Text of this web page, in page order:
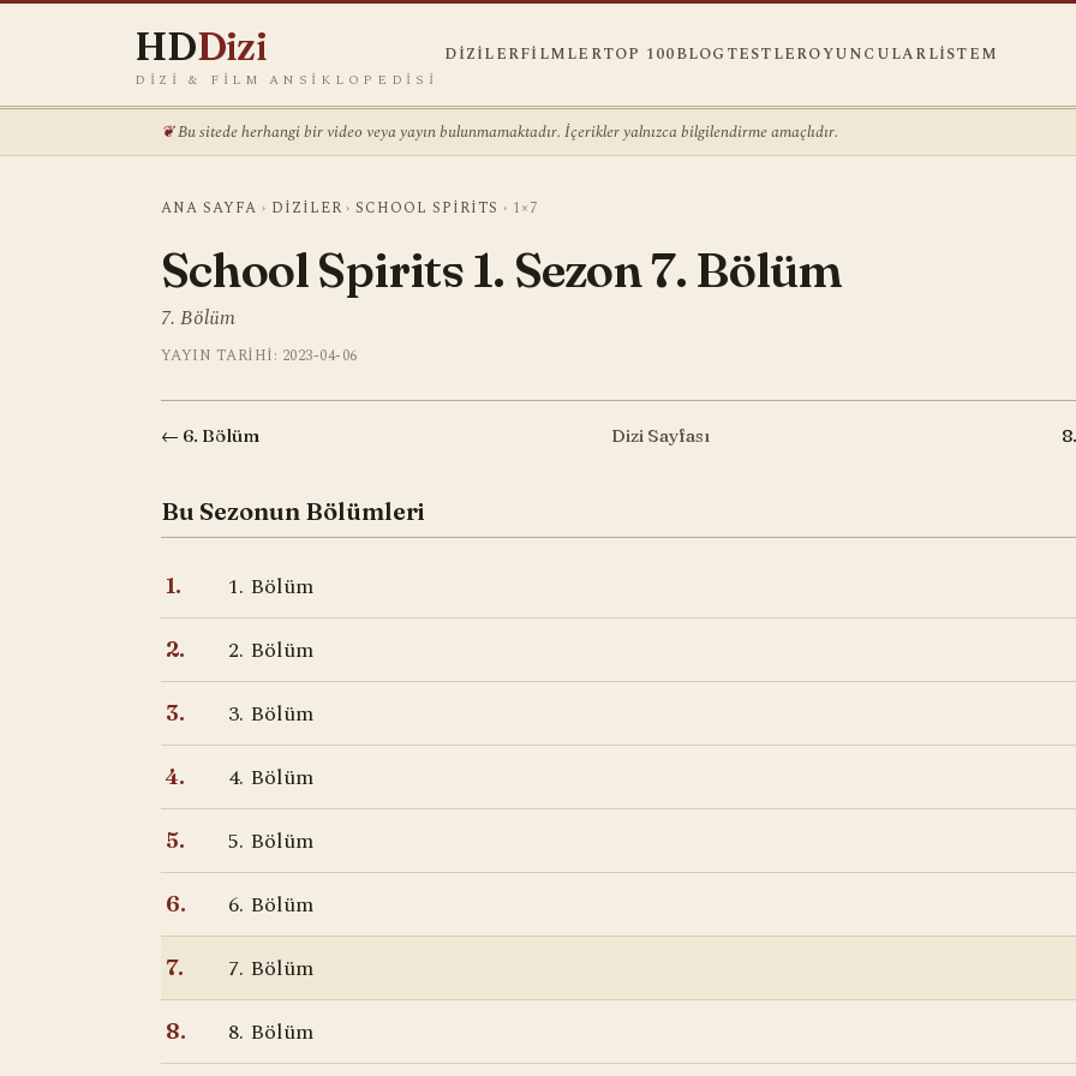
HDDizi
DIZI & FILM ANSIKLOPEDISI
DIZILERFILMLERTOP 100BLOGTESTLEROYUNCULARLISTEM
Bu sitede herhangi bir video veya yayın bulunmamaktadır. İçerikler yalnızca bilgilendirme amaçlıdır.
ANA SAYFA › DIZILER › SCHOOL SPIRITS › 1×7
School Spirits 1. Sezon 7. Bölüm
7. Bölüm
YAYIN TARIHI: 2023-04-06
← 6. Bölüm Dizi Sayfası
Bu Sezonun Bölümleri
1. 1. Bölüm
2. 2. Bölüm
3. 3. Bölüm
4. 4. Bölüm
5. 5. Bölüm
6. 6. Bölüm
7. 7. Bölüm
8. 8. Bölüm